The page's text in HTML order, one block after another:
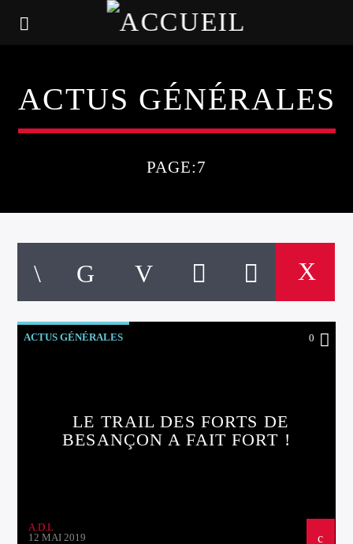
ACTUS GÉNÉRALES
PAGE:7
ACTUS GÉNÉRALES 0
LE TRAIL DES FORTS DE
BESANÇON A FAIT FORT !
A.D.L
12 MAI 2019